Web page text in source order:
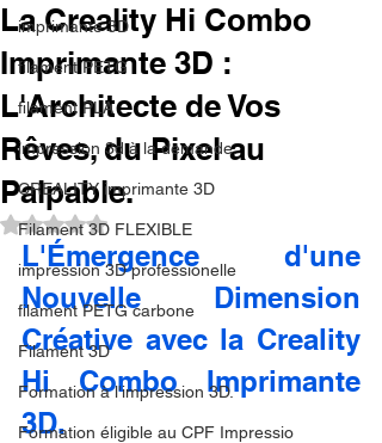
imprimante 3D
filament PETG
filament PLA
impression 3d à la demande.
CREALITY imprimante 3D
Filament 3D FLEXIBLE
impression 3D professionelle
filament PETG carbone
Filament 3D
Formation à l'impression 3D.
Formation éligible au CPF Impressio
La Creality Hi Combo
Imprimante 3D :
L'Architecte de Vos
Rêves, du Pixel au
Palpable.
Noté NaN étoiles sur 5.
L'Émergence d'une
Nouvelle Dimension
Créative avec la Creality
Hi Combo Imprimante
3D.